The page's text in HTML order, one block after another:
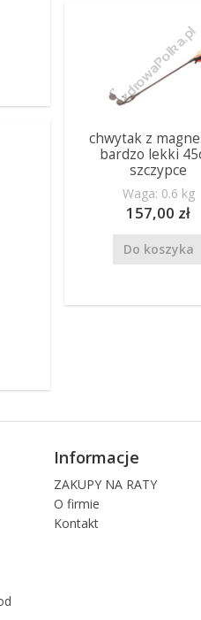
chwytak z
bardzo lekki
szczypce
Waga: 0.6 kg
157,00 zł
Do koszyka
Informacje
ZAKUPY NA RATY
O firmie
Kontakt